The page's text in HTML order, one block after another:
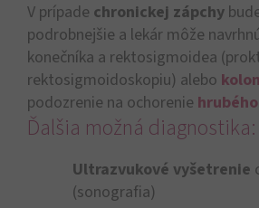
V prípade chronickej zápchy
podrobnejšie a lekár môže
konečníka a rektosigmoidea
rektosigmoidoskopiu) alebo
podozrenie na ochorenie
Ďalšia možná diagnostika:
Ultrazvukové vyšetrenie
(sonografia)